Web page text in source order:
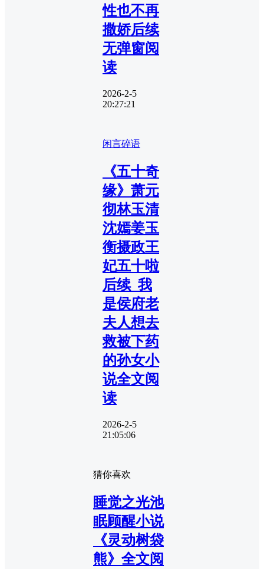
性也不再
撒娇后续
无弹窗阅
读
2026-2-5
20:27:21
闲言碎语
《五十奇
缘》萧元
彻林玉清
沈嫣姜玉
衡摄政王
妃五十啦
后续_我
是侯府老
夫人想去
救被下药
的孙女小
说全文阅
读
2026-2-5
21:05:06
猜你喜欢
睡觉之光池
眠顾醒小说
《灵动树袋
熊》全文阅